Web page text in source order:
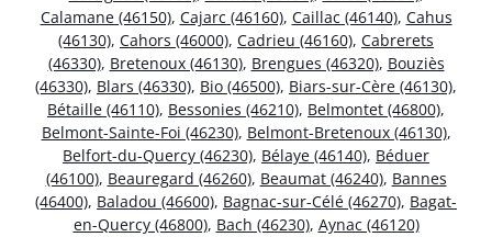
Calamane (46150), Cajarc (46160), Caillac (46140), Cahus
(46130), Cahors (46000), Cadrieu (46160), Cabrerets
(46330), Bretenoux (46130), Brengues (46320), Bouziès
(46330), Blars (46330), Bio (46500), Biars-sur-Cère (46130),
Bétaille (46110), Bessonies (46210), Belmontet (46800),
Belmont-Sainte-Foi (46230), Belmont-Bretenoux (46130),
Belfort-du-Quercy (46230), Bélaye (46140), Béduer
(46100), Beauregard (46260), Beaumat (46240), Bannes
(46400), Baladou (46600), Bagnac-sur-Célé (46270), Bagat-
en-Quercy (46800), Bach (46230), Aynac (46120)